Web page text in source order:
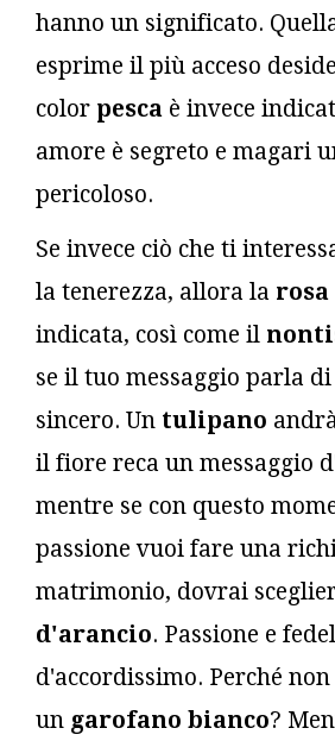
hanno un significato.
esprime il più acceso
color pesca è invece
amore è segreto e magari
pericoloso.
Se invece ciò che ti
la tenerezza, allora la rosa
indicata, così come il
se il tuo messaggio parla
sincero. Un tulipano
il fiore reca un messaggio
mentre se con questo
passione vuoi fare una
matrimonio, dovrai
d'arancio. Passione e
d'accordissimo. Perché
un garofano bianco?